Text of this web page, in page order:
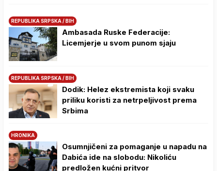
REPUBLIKA SRPSKA / BIH
Ambasada Ruske Federacije:
Licemjerje u svom punom sjaju
REPUBLIKA SRPSKA / BIH
Dodik: Helez ekstremista koji svaku
priliku koristi za netrpeljivost prema
Srbima
HRONIKA
Osumnjičeni za pomaganje u napadu na
Dabića ide na slobodu: Nikoliću
predložen kućni pritvor